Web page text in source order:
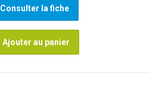
Consulter la fiche
Ajouter au panier